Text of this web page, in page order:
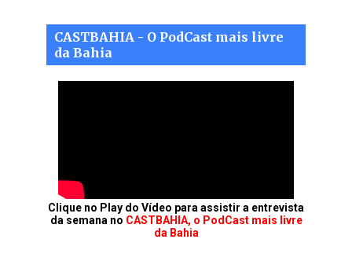
CASTBAHIA - O PodCast mais livre
da Bahia
Clique no Play do Vídeo para assistir a entrevista
da semana no CASTBAHIA, o PodCast mais livre
da Bahia